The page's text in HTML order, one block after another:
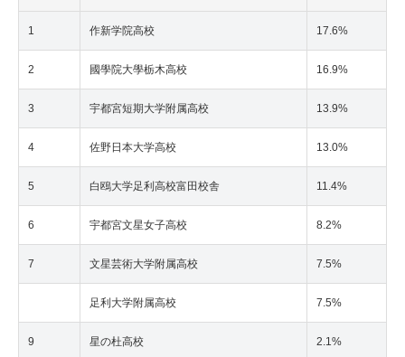
1 作新学院高校 17.6%
2 國學院大學栃木高校 16.9%
3 宇都宮短期大学附属高校 13.9%
4 佐野日本大学高校 13.0%
5 白鴎大学足利高校富田校舎 11.4%
6 宇都宮文星女子高校 8.2%
7 文星芸術大学附属高校 7.5%
足利大学附属高校 7.5%
9 星の杜高校 2.1%